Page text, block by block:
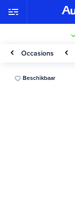
Occasions
Beschikbaar